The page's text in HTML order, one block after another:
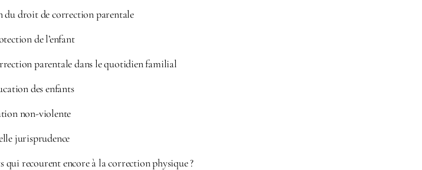
du droit de correction parentale
de l’enfant
parentale dans le quotidien familial
des enfants
non-violente
jurisprudence
qui recourent encore à la correction physique ?